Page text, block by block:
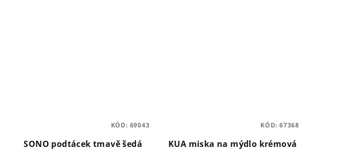
SONO podtácek tmavě šedá
KÓD: 69043
KUA miska na mýdlo krémová
KÓD: 67368